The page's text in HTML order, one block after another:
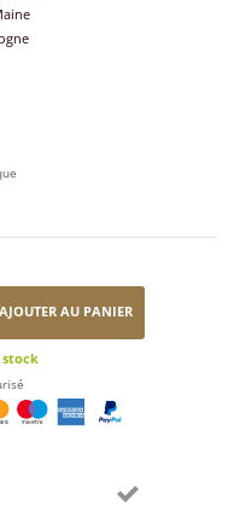
AJOUTER AU PANIER
stock